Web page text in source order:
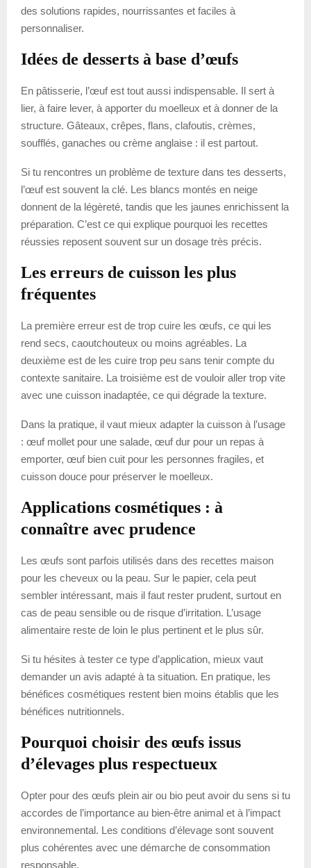
des solutions rapides, nourrissantes et faciles à
personnaliser.
Idées de desserts à base d’œufs
En pâtisserie, l’œuf est tout aussi indispensable. Il sert à
lier, à faire lever, à apporter du moelleux et à donner de la
structure. Gâteaux, crêpes, flans, clafoutis, crèmes,
soufflés, ganaches ou crème anglaise : il est partout.
Si tu rencontres un problème de texture dans tes desserts,
l’œuf est souvent la clé. Les blancs montés en neige
donnent de la légèreté, tandis que les jaunes enrichissent la
préparation. C’est ce qui explique pourquoi les recettes
réussies reposent souvent sur un dosage très précis.
Les erreurs de cuisson les plus
fréquentes
La première erreur est de trop cuire les œufs, ce qui les
rend secs, caoutchouteux ou moins agréables. La
deuxième est de les cuire trop peu sans tenir compte du
contexte sanitaire. La troisième est de vouloir aller trop vite
avec une cuisson inadaptée, ce qui dégrade la texture.
Dans la pratique, il vaut mieux adapter la cuisson à l’usage
: œuf mollet pour une salade, œuf dur pour un repas à
emporter, œuf bien cuit pour les personnes fragiles, et
cuisson douce pour préserver le moelleux.
Applications cosmétiques : à
connaître avec prudence
Les œufs sont parfois utilisés dans des recettes maison
pour les cheveux ou la peau. Sur le papier, cela peut
sembler intéressant, mais il faut rester prudent, surtout en
cas de peau sensible ou de risque d’irritation. L’usage
alimentaire reste de loin le plus pertinent et le plus sûr.
Si tu hésites à tester ce type d’application, mieux vaut
demander un avis adapté à ta situation. En pratique, les
bénéfices cosmétiques restent bien moins établis que les
bénéfices nutritionnels.
Pourquoi choisir des œufs issus
d’élevages plus respectueux
Opter pour des œufs plein air ou bio peut avoir du sens si tu
accordes de l’importance au bien-être animal et à l’impact
environnemental. Les conditions d’élevage sont souvent
plus cohérentes avec une démarche de consommation
responsable.